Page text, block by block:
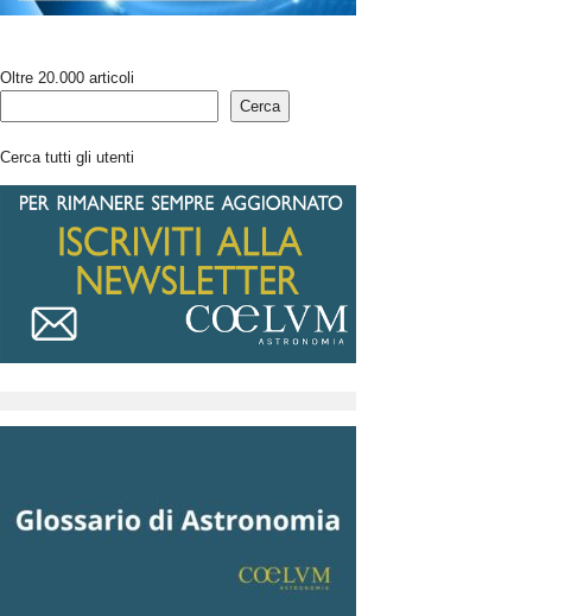
Oltre 20.000 articoli
Cerca
Cerca tutti gli utenti